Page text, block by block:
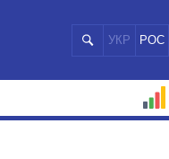
УКР РОС